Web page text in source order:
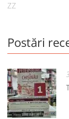
ZZ
Postări